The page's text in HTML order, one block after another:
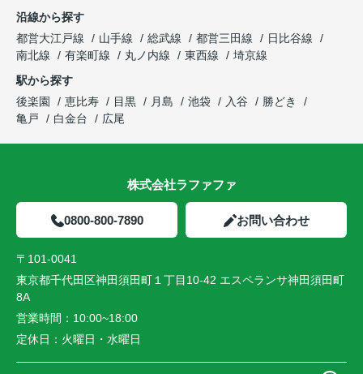
沿線から探す
都営大江戸線
山手線 総武線 都営三田線
日比谷線
南北線
有楽町線 丸ノ内線 東西線
埼京線
駅から探す
後楽園
恵比寿 目黒 月島 池袋 入谷
勝どき
亀戸
白金台 広尾
株式会社ラファファ
0800-800-7890 お問い合わせ
〒101-0041
東京都千代田区神田須田町１丁目10-42 エスペランサ神田須田町
8A
営業時間： 10:00~18:00
定休日： 火曜日・水曜日